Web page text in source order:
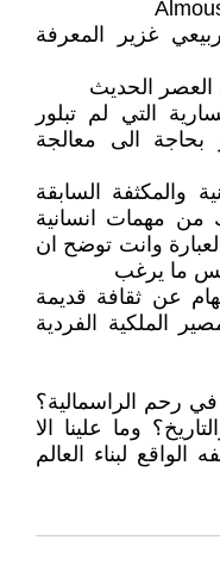
غزير المعرفة
الحديث
التي لم تبلور
الى معالجة
والمكثفة السابقة
مهمات انسانية
وانت توضح ان
ما يرغب
عن ثقافة قديمة
الملكية الفردية
رحم الراسمالية؟
وما علينا الا
الواقع لبناء العالم